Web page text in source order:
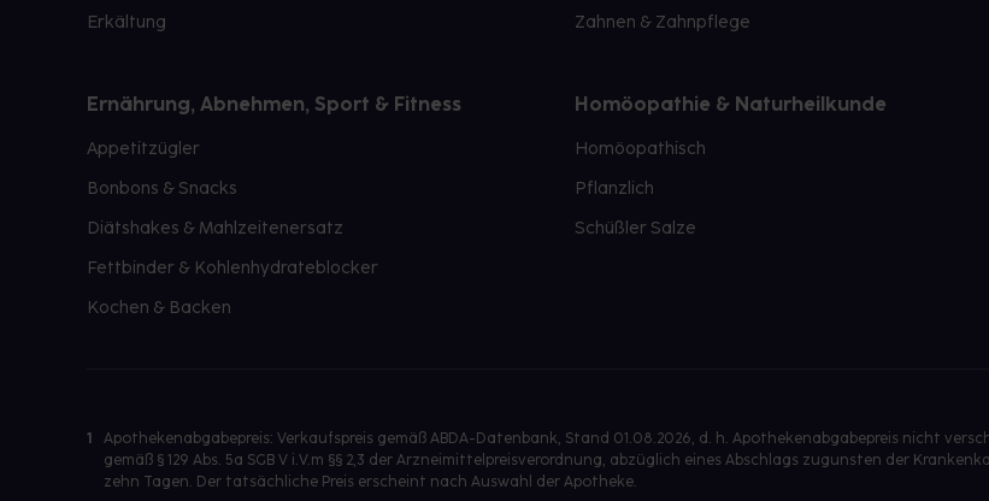
Erkältung
Zahnen & Zahnpflege
Ernährung, Abnehmen, Sport & Fitness
Appetitzügler
Bonbons & Snacks
Diätshakes & Mahlzeitenersatz
Fettbinder & Kohlenhydrateblocker
Kochen & Backen
Homöopathie & Naturheilkunde
Homöopathisch
Pflanzlich
Schüßler Salze
1
Apothekenabgabepreis: Verkaufspreis gemäß ABDA-Datenbank, Stand 01.08.2026, d. h. Apothekenabgabepreis nicht
gemäß § 129 Abs. 5a SGB V i.V.m §§ 2,3 der Arzneimittelpreisverordnung, abzüglich eines Abschlags zugunsten der
zehn Tagen. Der tatsächliche Preis erscheint nach Auswahl der Apotheke.